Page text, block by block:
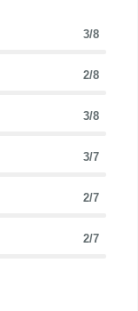
3/8
2/8
3/8
3/7
2/7
2/7